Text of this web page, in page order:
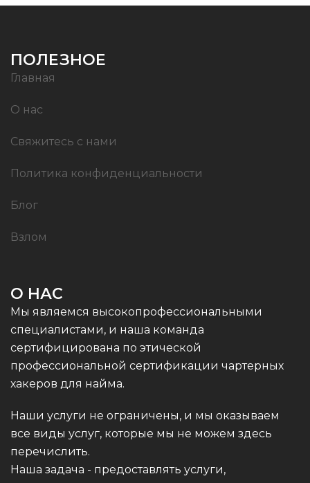
ПОЛЕЗНОЕ
Главная
О нас
Свяжитесь с нами
Политика конфиденциальности
Блог
Взлом
О НАС
Мы являемся высокопрофессиональными
специалистами, и наша команда
сертифицирована по этической
профессиональной сертификации чартерных
хакеров для найма.
Наши услуги не ограничены, и мы оказываем
все виды услуг, которые мы не можем здесь
перечислить.
Наша задача - предоставлять услуги,